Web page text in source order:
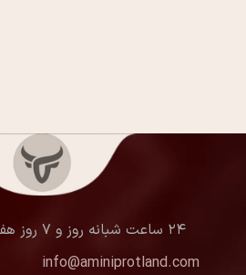
۲۴ ساعت شبانه روز و ۷ روز هفته همراه شماییم
info@aminiprotland.com